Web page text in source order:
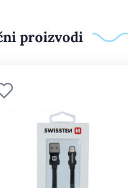
proizvodi